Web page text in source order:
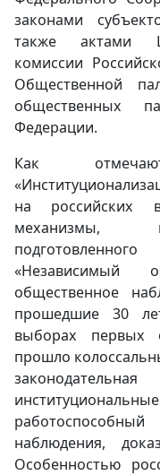
законами
также актами
комиссии
Общественной
общественных
Федерации.
Как
на российских
механизмы,
«Независимый
общественное
прошедшие 30
выборах первых
прошло
наблюдения,
Особенностью